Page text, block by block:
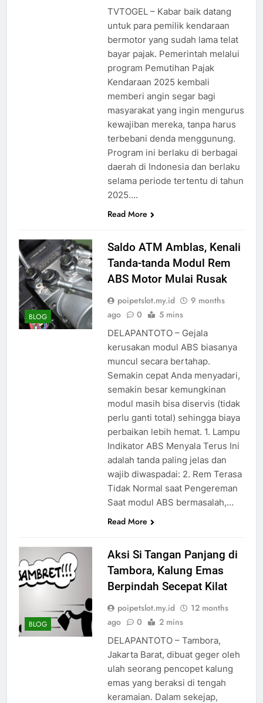
TVTOGEL – Kabar baik datang
untuk para pemilik kendaraan
bermotor yang sudah lama telat
bayar pajak. Pemerintah melalui
program Pemutihan Pajak
Kendaraan 2025 kembali
memberi angin segar bagi
masyarakat yang ingin mengurus
kewajiban mereka, tanpa harus
terbebani denda menggunung.
Program ini berlaku di berbagai
daerah di Indonesia dan berlaku
selama periode tertentu di tahun
2025….
Read More
BLOG
Saldo ATM Amblas, Kenali
Tanda-tanda Modul Rem
ABS Motor Mulai Rusak
poipetslot.my.id
9 months
ago
0 5 mins
DELAPANTOTO – Gejala
kerusakan modul ABS biasanya
muncul secara bertahap.
Semakin cepat Anda menyadari,
semakin besar kemungkinan
modul masih bisa diservis (tidak
perlu ganti total) sehingga biaya
perbaikan lebih hemat. 1. Lampu
Indikator ABS Menyala Terus Ini
adalah tanda paling jelas dan
wajib diwaspadai: 2. Rem Terasa
Tidak Normal saat Pengereman
Saat modul ABS bermasalah,…
Read More
BLOG
Aksi Si Tangan Panjang di
Tambora, Kalung Emas
Berpindah Secepat Kilat
poipetslot.my.id
12 months
ago
0 2 mins
DELAPANTOTO – Tambora,
Jakarta Barat, dibuat geger oleh
ulah seorang pencopet kalung
emas yang beraksi di tengah
keramaian. Dalam sekejap,